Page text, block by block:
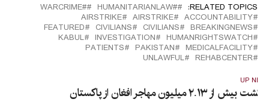
RELATED TOPICS:
#HUMANITARIANLAW
#WARCRIME
ACCOUNTABILITY
AIRSTRIKE
AIRSTRIKE
BREAKINGNEWS
CIVILIANS
CIVILIANS
FEATURED
HUMANRIGHTSWATCH
INVESTIGATION
KABUL
MEDICALFACILITY
PAKISTAN
PATIENTS
REHABCENTER
UNLAWFUL
UP
بیش از ۲.۱۳ میلیون مهاجر افغان از پاکستان